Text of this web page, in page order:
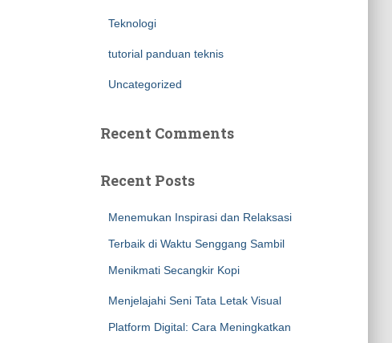
Teknologi
tutorial panduan teknis
Uncategorized
Recent Comments
Recent Posts
Menemukan Inspirasi dan Relaksasi
Terbaik di Waktu Senggang Sambil
Menikmati Secangkir Kopi
Menjelajahi Seni Tata Letak Visual
Platform Digital: Cara Meningkatkan